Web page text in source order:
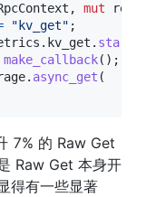
, mut req
"kv_get" ;
. kv_get .
make_callback( ) ;
. async_get (
7% 的 Raw Get
Raw Get 本身开
得有一些显著